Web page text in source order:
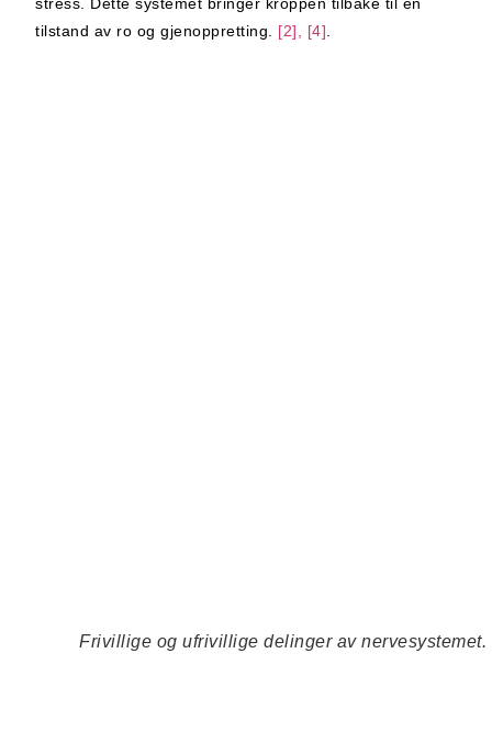
tilstand av ro og gjenoppretting. [2], [4]
Frivillige og ufrivillige delinger av nervesystemet.